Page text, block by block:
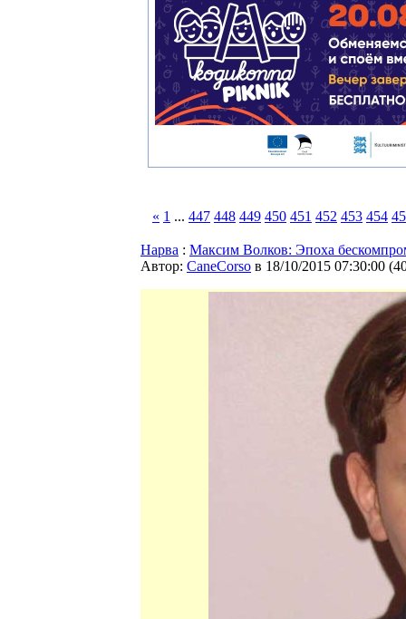
« 1 ... 447 448 449 450 451 452 453 454
Нарва : Максим Волков: Эпоха
Автор: CaneCorso в 18/10/2015 07:30:00 (